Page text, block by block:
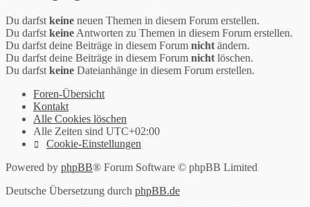
Du darfst keine neuen Themen in diesem Forum erstellen.
Du darfst keine Antworten zu Themen in diesem Forum erstellen.
Du darfst deine Beiträge in diesem Forum nicht ändern.
Du darfst deine Beiträge in diesem Forum nicht löschen.
Du darfst keine Dateianhänge in diesem Forum erstellen.
Foren-Übersicht
Kontakt
Alle Cookies löschen
Alle Zeiten sind UTC+02:00
Cookie-Einstellungen
Powered by phpBB® Forum Software © phpBB Limited
Deutsche Übersetzung durch phpBB.de